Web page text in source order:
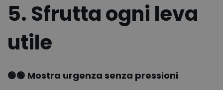
5. Sfrutta ogni leva
utile
🟢🟢 Mostra urgenza senza pressioni